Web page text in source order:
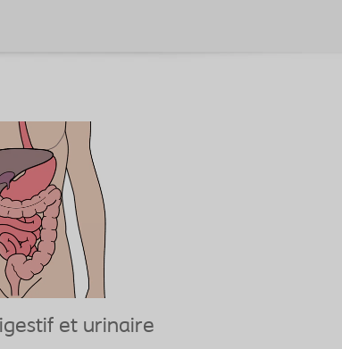
et urinaire